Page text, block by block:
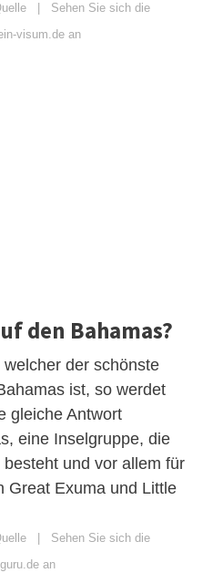
Sehen Sie sich die
visum.de an
den Bahamas?
der schönste
ist, so werdet
gleiche Antwort
eine Inselgruppe, die
und vor allem für
Great Exuma und Little
Sehen Sie sich die
an